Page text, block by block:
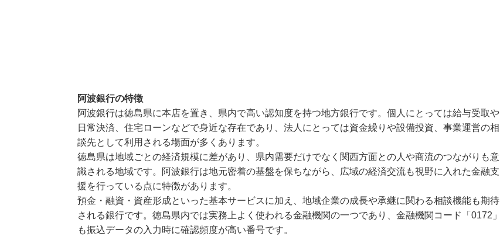
阿波銀行の特徴
阿波銀行は徳島県に本店を置き、県内で高い認知度を持つ地方銀行です。個人にとっては給与受取や
日常決済、住宅ローンなどで身近な存在であり、法人にとっては資金繰りや設備投資、事業運営の相
談先として利用される場面が多くあります。
徳島県は地域ごとの経済規模に差があり、県内需要だけでなく関西方面との人や商流のつながりも意
識される地域です。阿波銀行は地元密着の基盤を保ちながら、広域の経済交流も視野に入れた金融支
援を行っている点に特徴があります。
預金・融資・資産形成といった基本サービスに加え、地域企業の成長や承継に関わる相談機能も期待
される銀行です。徳島県内では実務上よく使われる金融機関の一つであり、金融機関コード「0172」
も振込データの入力時に確認頻度が高い番号です。